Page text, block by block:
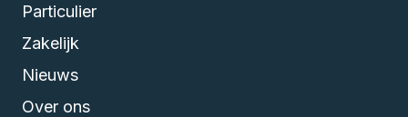
Particulier
Zakelijk
Nieuws
Over ons